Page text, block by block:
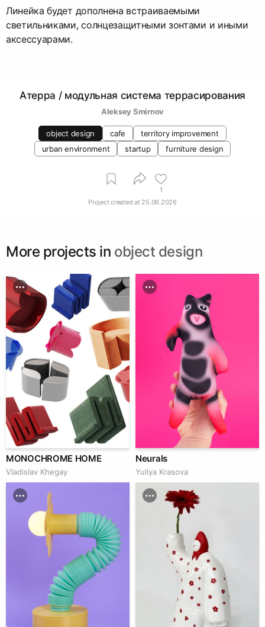
Линейка будет дополнена встраиваемыми
светильниками, солнцезащитными зонтами и иными
аксессуарами.
Атерра / модульная система террасирования
Aleksey Smirnov
object design cafe
territory improvement
urban environment
startup furniture design
1
Project created at 25.06.2026
More projects in object design
MONOCHROME HOME
Vladislav Khegay
Neurals
Yuliya Krasova